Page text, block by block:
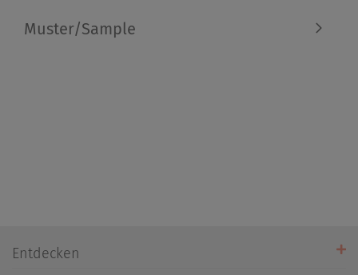
Muster/Sample
Entdecken